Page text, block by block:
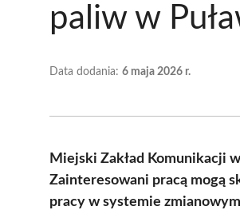
paliw w
Data dodania: 6 maja 2026 r.
Miejski Zakład Komunikacji
Zainteresowani pracą mogą
pracy w systemie